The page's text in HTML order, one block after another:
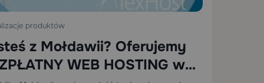
produktów
z Mołdawii? Oferujemy
WEB HOSTING w